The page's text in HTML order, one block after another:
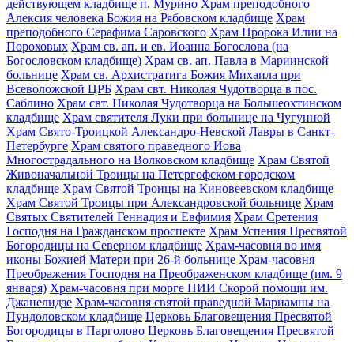
действующем кладбище п. Мурино Храм преподобного
Алексия человека Божия на Рябовском кладбище Храм
преподобного Серафима Саровского Храм Пророка Илии на
Пороховых Храм св. ап. и ев. Иоанна Богослова (на
Богословском кладбище) Храм св. ап. Павла в Мариинской
больнице Храм св. Архистратига Божия Михаила при
Всеволожской ЦРБ Храм свт. Николая Чудотворца в пос.
Саблино Храм свт. Николая Чудотворца на Большеохтинском
кладбище Храм святителя Луки при больнице на Чугунной
Храм Свято-Троицкой Александро-Невской Лавры в Санкт-
Петербурге Храм святого праведного Иова
Многострадального на Волковском кладбище Храм Святой
Живоначальной Троицы на Петергофском городском
кладбище Храм Святой Троицы на Киновеевском кладбище
Храм Святой Троицы при Александровской больнице Храм
Святых Святителей Геннадия и Евфимия Храм Сретения
Господня на Гражданском проспекте Храм Успения Пресвятой
Богородицы на Северном кладбище Храм-часовня во имя
иконы Божией Матери при 26-й больнице Храм-часовня
Преображения Господня на Преображенском кладбище (им. 9
января) Храм-часовня при морге НИИ Скорой помощи им.
Джанелидзе Храм-часовня святой праведной Мариамны на
Пундоловском кладбище Церковь Благовещения Пресвятой
Богородицы в Парголово Церковь Благовещения Пресвятой